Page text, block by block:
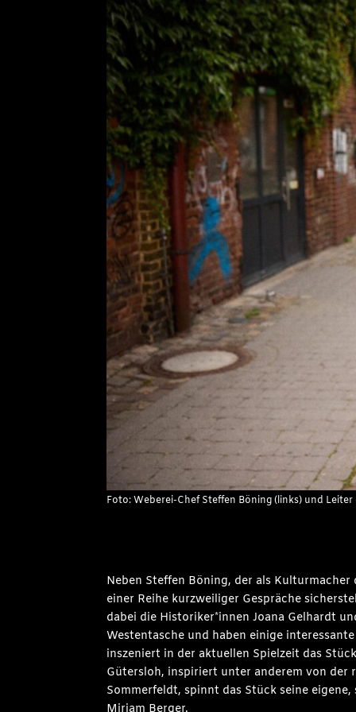
Foto: Weberei-Chef Steffen Böning (links) und
Neben Steffen Böning, der als
einer Reihe kurzweiliger Gespräche
dabei die Historiker*innen Joana Gelhardt
Westentasche und haben einige
inszeniert in der aktuellen Spielzeit das
Gütersloh, inspiriert unter anderem von der
Sommerfeldt, spinnt das Stück seine